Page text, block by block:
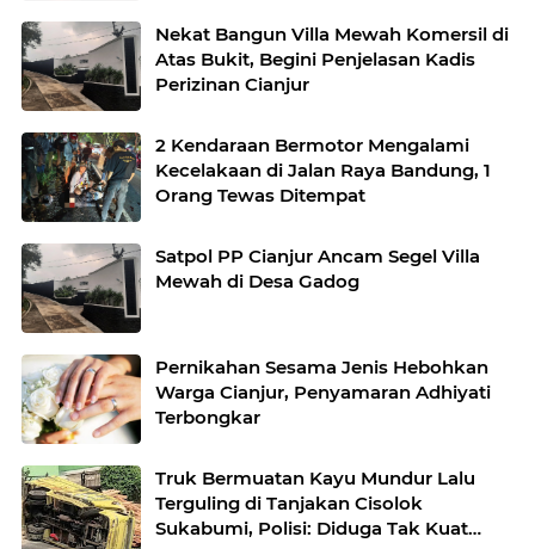
Nekat Bangun Villa Mewah Komersil di
Atas Bukit, Begini Penjelasan Kadis
Perizinan Cianjur
2 Kendaraan Bermotor Mengalami
Kecelakaan di Jalan Raya Bandung, 1
Orang Tewas Ditempat
Satpol PP Cianjur Ancam Segel Villa
Mewah di Desa Gadog
Pernikahan Sesama Jenis Hebohkan
Warga Cianjur, Penyamaran Adhiyati
Terbongkar
Truk Bermuatan Kayu Mundur Lalu
Terguling di Tanjakan Cisolok
Sukabumi, Polisi: Diduga Tak Kuat